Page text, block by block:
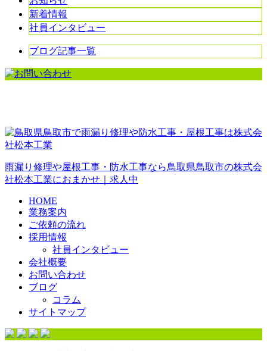
新着情報
社員インタビュー
ブログ記事一覧
雨漏り修理や屋根工事・防水工事なら鳥取県鳥取市の株式会
社松本工業におまかせ｜求人中
HOME
業務案内
ご依頼の流れ
採用情報
社員インタビュー
会社概要
お問い合わせ
ブログ
コラム
サイトマップ